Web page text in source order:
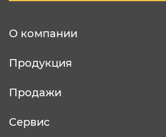
О компании
Продукция
Продажи
Сервис